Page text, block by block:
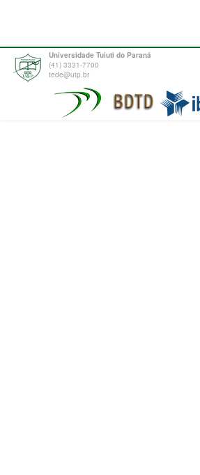
Universidade Tuiuti do Paraná
(41) 3331-7700
tede@utp.br